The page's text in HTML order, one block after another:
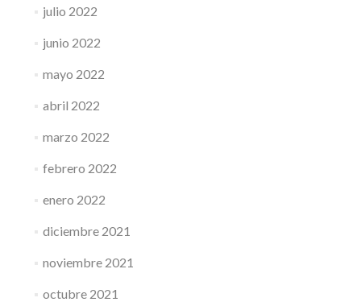
julio 2022
junio 2022
mayo 2022
abril 2022
marzo 2022
febrero 2022
enero 2022
diciembre 2021
noviembre 2021
octubre 2021